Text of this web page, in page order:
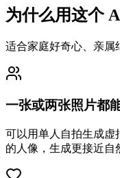
为什么用这个
适合家庭好奇心、亲属
一张或两张照片都
可以用单人自拍生成虚
的人像，生成更接近自